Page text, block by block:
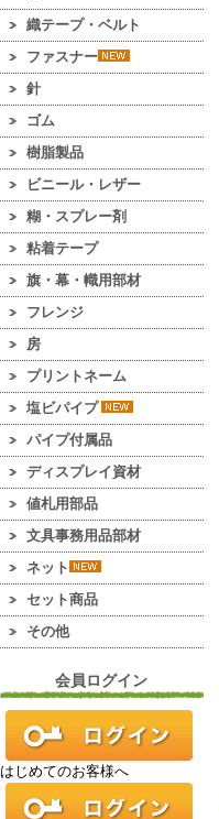
織テープ・ベルト
ファスナー
針
ゴム
樹脂製品
ビニール・レザー
糊・スプレー剤
粘着テープ
旗・幕・幟用部材
フレンジ
房
プリントネーム
塩ビパイプ
パイプ付属品
ディスプレイ資材
値札用部品
文具事務用品部材
ネット
セット商品
その他
会員ログイン
はじめてのお客様へ